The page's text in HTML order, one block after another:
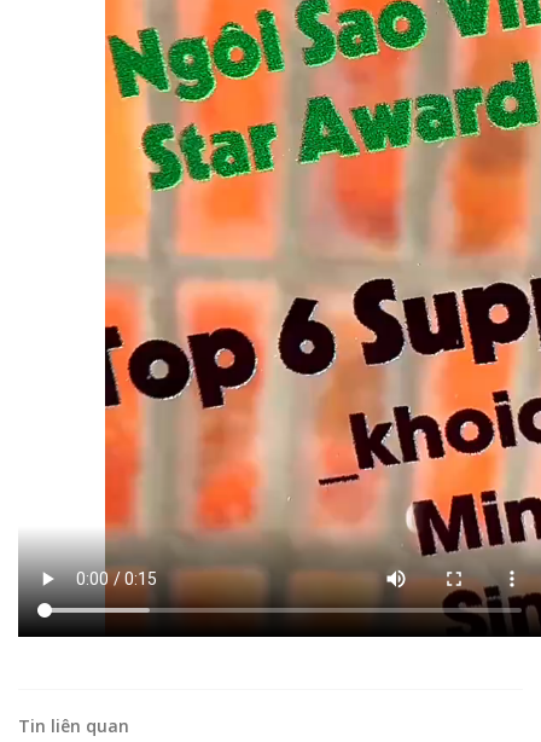
Tin liên quan